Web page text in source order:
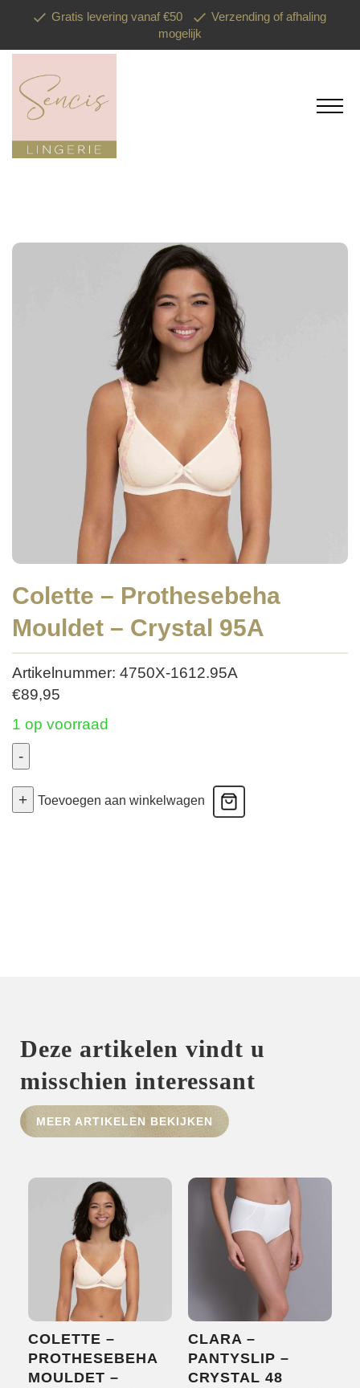
Gratis levering vanaf €50
Verzending of afhaling
mogelijk
HOME
OVER ONS
MERKEN
Colette – Prothesebeha
Mouldet – Crystal 95A
Artikelnummer: 4750X-1612.95A
€89,95
1 op voorraad
-
+ Toevoegen aan winkelwagen
Deze artikelen vindt u
misschien interessant
MEER ARTIKELEN BEKIJKEN
COLETTE –
PROTHESEBEHA
MOULDET –
CLARA –
PANTYSLIP –
CRYSTAL 48